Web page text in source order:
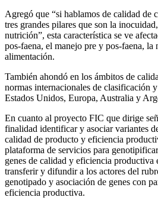
Agregó que “si hablamos de calidad de
tres grandes pilares que son la
nutrición”, esta característica se ve
pos-faena, el manejo pre y pos-faena,
alimentación.
También ahondó en los ámbitos de
normas internacionales de clasificación
Estados Unidos, Europa, Australia y
En cuanto al proyecto FIC que dirige
finalidad identificar y asociar variantes
calidad de producto y eficiencia
plataforma de servicios para
genes de calidad y eficiencia
transferir y difundir a los actores del
genotipado y asociación de genes con
eficiencia productiva.